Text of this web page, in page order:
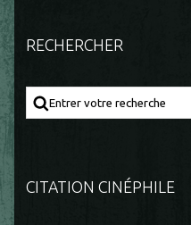
RECHERCHER
CITATION CINÉPHILE